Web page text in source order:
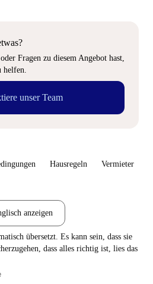
Fragen zu diesem Angebot hast,
helfen.
unser Team
Hausregeln Vermieter
anzeigen
übersetzt. Es kann sein, dass sie
dass alles richtig ist, lies das